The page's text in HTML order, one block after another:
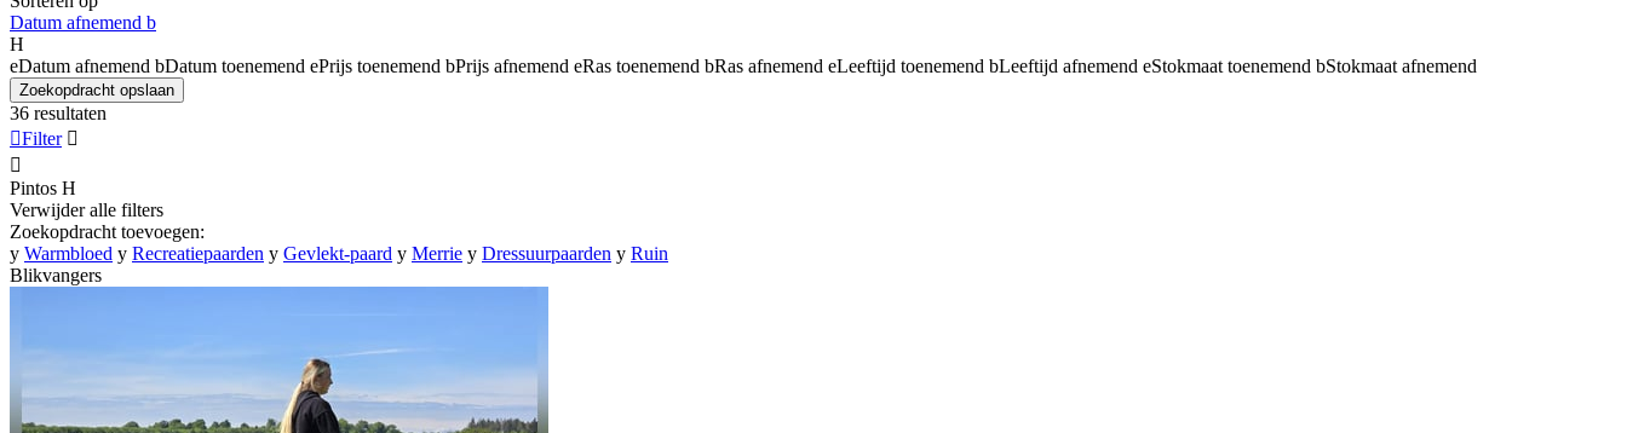
Datum afnemend b
H
eDatum afnemend bDatum toenemend ePrijs toenemend bPrijs afnemend eRas toenemend bRas afnemend eLeeftijd toenemend bLeeftijd afnemend eStokmaat toenemend bStokmaat afnemend
Zoekopdracht opslaan
36 resultaten
Filter 

Pintos H
Verwijder alle filters
Zoekopdracht toevoegen:
y Warmbloed y Recreatiepaarden y Gevlekt-paard y Merrie y Dressuurpaarden y Ruin
Blikvangers